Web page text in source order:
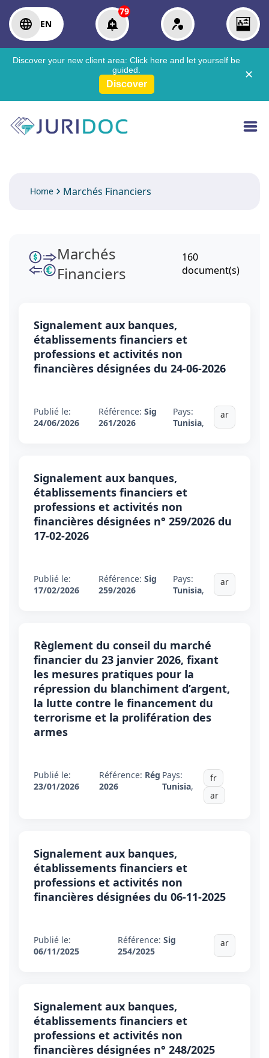
EN
79
Discover your new client area: Click here and let yourself be
guided.
Discover
✕
Home Marchés Financiers
Marchés
Financiers
160
document(s)
Signalement aux banques,
établissements financiers et
professions et activités non
financières désignées du 24-06-2026
Publié le:
24/06/2026
Référence: Sig
261/2026
Pays:
Tunisia,
ar
Signalement aux banques,
établissements financiers et
professions et activités non
financières désignées n° 259/2026 du
17-02-2026
Publié le:
17/02/2026
Référence: Sig
259/2026
Pays:
Tunisia,
ar
Règlement du conseil du marché
financier du 23 janvier 2026, fixant
les mesures pratiques pour la
répression du blanchiment d’argent,
la lutte contre le financement du
terrorisme et la prolifération des
armes
Publié le:
23/01/2026
Référence: Rég
2026
Pays:
Tunisia,
fr
ar
Signalement aux banques,
établissements financiers et
professions et activités non
financières désignées du 06-11-2025
Publié le:
06/11/2025
Référence: Sig
254/2025
ar
Signalement aux banques,
établissements financiers et
professions et activités non
financières désignées n° 248/2025